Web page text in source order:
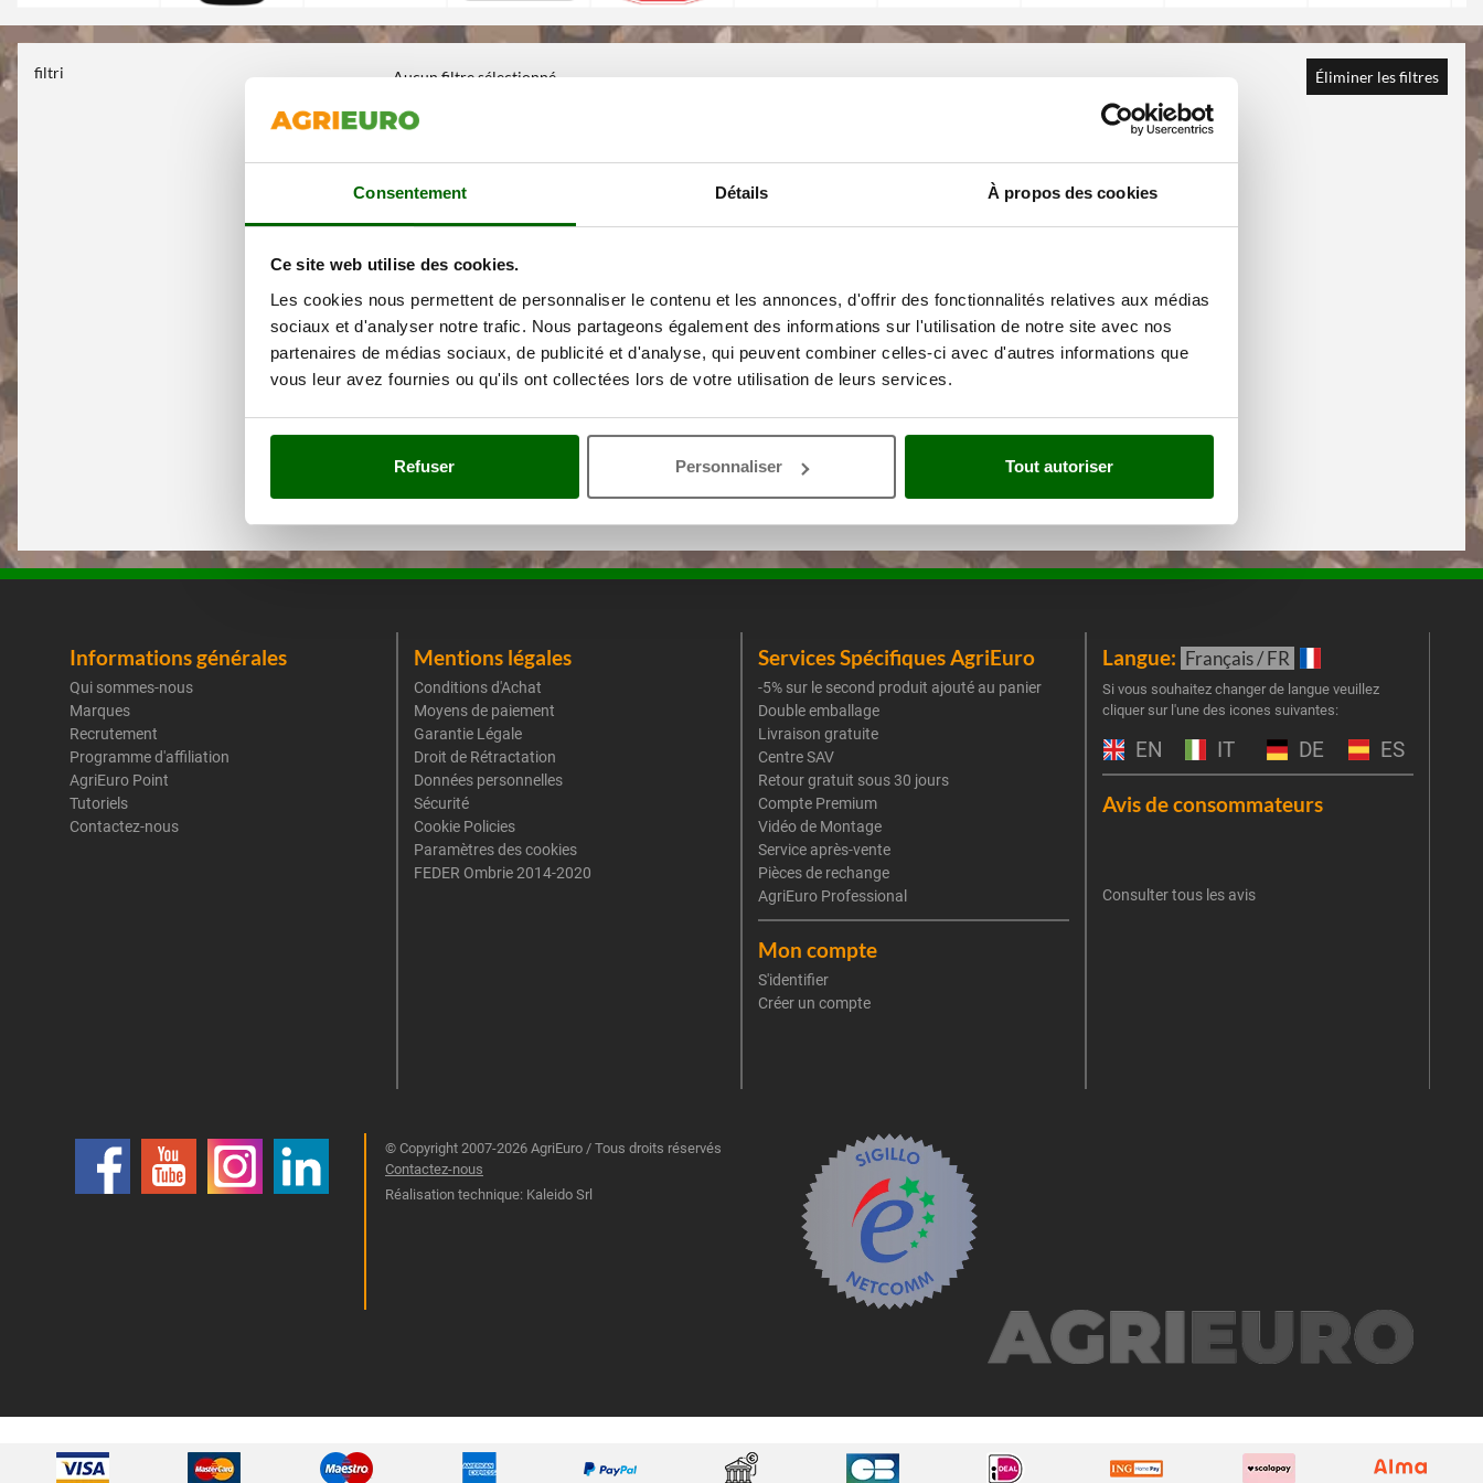
Consentement Détails À propos des cookies
Ce site web utilise des cookies.
Les cookies nous permettent de personnaliser le contenu et les annonces, d'offrir des fonctionnalités relatives aux médias
sociaux et d'analyser notre trafic. Nous partageons également des informations sur l'utilisation de notre site avec nos
partenaires de médias sociaux, de publicité et d'analyse, qui peuvent combiner celles-ci avec d'autres informations que
vous leur avez fournies ou qu'ils ont collectées lors de votre utilisation de leurs services.
Refuser Personnaliser Tout autoriser
filtri Aucun filtre sélectionné Éliminer les filtres
Informations générales
Qui sommes-nous
Marques
Recrutement
Programme d'affiliation
AgriEuro Point
Tutoriels
Contactez-nous
Mentions légales
Conditions d'Achat
Moyens de paiement
Garantie Légale
Droit de Rétractation
Données personnelles
Sécurité
Cookie Policies
Paramètres des cookies
FEDER Ombrie 2014-2020
Services Spécifiques AgriEuro
-5% sur le second produit ajouté au panier
Double emballage
Livraison gratuite
Centre SAV
Retour gratuit sous 30 jours
Compte Premium
Vidéo de Montage
Service après-vente
Pièces de rechange
AgriEuro Professional
Mon compte
S'identifier
Créer un compte
Langue: Français / FR
Si vous souhaitez changer de langue veuillez
cliquer sur l'une des icones suivantes:
EN IT DE ES
Avis de consommateurs
Consulter tous les avis
© Copyright 2007-2026 AgriEuro / Tous droits réservés
Contactez-nous
Réalisation technique: Kaleido Srl